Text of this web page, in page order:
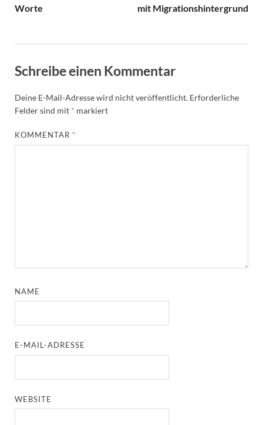
Worte
mit Migrationshintergrund
Schreibe einen Kommentar
Deine E-Mail-Adresse wird nicht veröffentlicht. Erforderliche
Felder sind mit * markiert
KOMMENTAR *
NAME
E-MAIL-ADRESSE
WEBSITE